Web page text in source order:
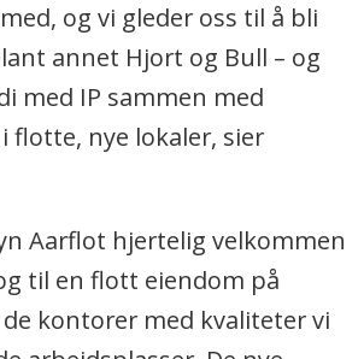
og vi gleder oss til å bli
annet Hjort og Bull – og
med IP sammen med
flotte, nye lokaler, sier
Aarflot hjertelig velkommen
til en flott eiendom på
kontorer med kvaliteter vi